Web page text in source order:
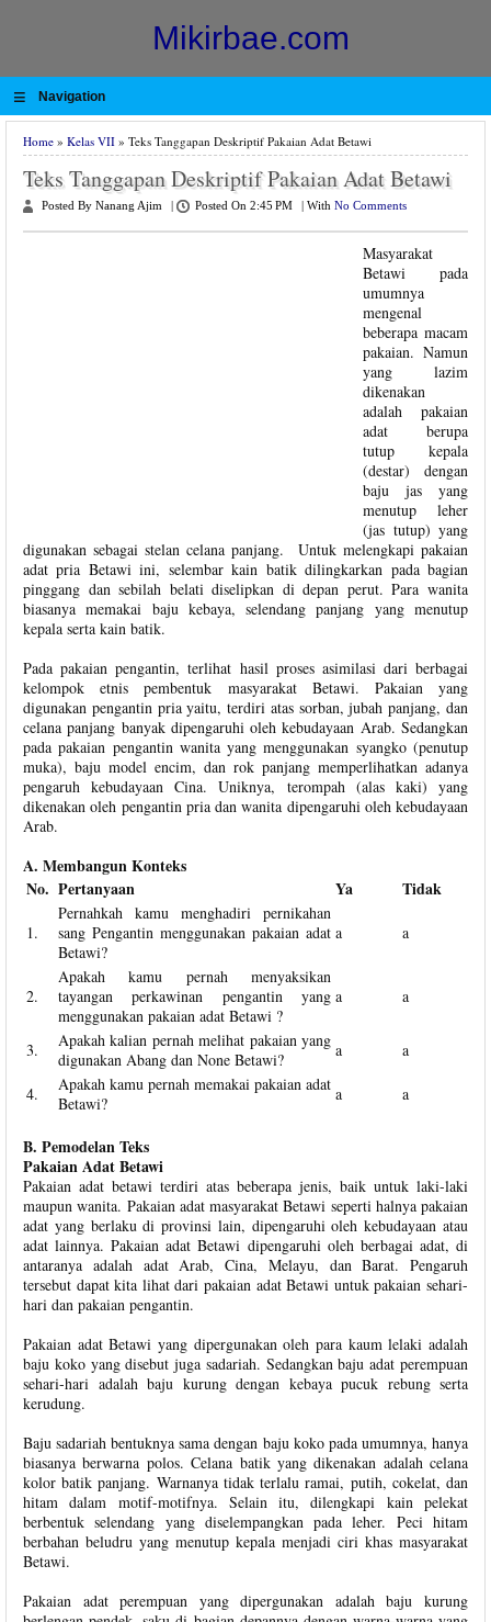
Mikirbae.com
≡ Navigation
Home » Kelas VII » Teks Tanggapan Deskriptif Pakaian Adat Betawi
Teks Tanggapan Deskriptif Pakaian Adat Betawi
Posted By Nanang Ajim Posted On 2:45 PM With No Comments
Masyarakat
Betawi pada
umumnya
mengenal
beberapa macam
pakaian. Namun
yang lazim
dikenakan
adalah pakaian
adat berupa
tutup kepala
(destar) dengan
baju jas yang
menutup leher
(jas tutup) yang
digunakan sebagai stelan celana panjang. Untuk melengkapi pakaian
adat pria Betawi ini, selembar kain batik dilingkarkan pada bagian
pinggang dan sebilah belati diselipkan di depan perut. Para wanita
biasanya memakai baju kebaya, selendang panjang yang menutup
kepala serta kain batik.
Pada pakaian pengantin, terlihat hasil proses asimilasi dari berbagai
kelompok etnis pembentuk masyarakat Betawi. Pakaian yang
digunakan pengantin pria yaitu, terdiri atas sorban, jubah panjang, dan
celana panjang banyak dipengaruhi oleh kebudayaan Arab. Sedangkan
pada pakaian pengantin wanita yang menggunakan syangko (penutup
muka), baju model encim, dan rok panjang memperlihatkan adanya
pengaruh kebudayaan Cina. Uniknya, terompah (alas kaki) yang
dikenakan oleh pengantin pria dan wanita dipengaruhi oleh kebudayaan
Arab.
A. Membangun Konteks
No. Pertanyaan Ya Tidak
1.
Pernahkah kamu menghadiri pernikahan
sang Pengantin menggunakan pakaian adat
Betawi?
a a
2.
Apakah kamu pernah menyaksikan
tayangan perkawinan pengantin yang
menggunakan pakaian adat Betawi ?
a a
3.
Apakah kalian pernah melihat pakaian yang
digunakan Abang dan None Betawi?
a a
4.
Apakah kamu pernah memakai pakaian adat
Betawi?
a a
B. Pemodelan Teks
Pakaian Adat Betawi
Pakaian adat betawi terdiri atas beberapa jenis, baik untuk laki-laki
maupun wanita. Pakaian adat masyarakat Betawi seperti halnya pakaian
adat yang berlaku di provinsi lain, dipengaruhi oleh kebudayaan atau
adat lainnya. Pakaian adat Betawi dipengaruhi oleh berbagai adat, di
antaranya adalah adat Arab, Cina, Melayu, dan Barat. Pengaruh
tersebut dapat kita lihat dari pakaian adat Betawi untuk pakaian sehari-
hari dan pakaian pengantin.
Pakaian adat Betawi yang dipergunakan oleh para kaum lelaki adalah
baju koko yang disebut juga sadariah. Sedangkan baju adat perempuan
sehari-hari adalah baju kurung dengan kebaya pucuk rebung serta
kerudung.
Baju sadariah bentuknya sama dengan baju koko pada umumnya, hanya
biasanya berwarna polos. Celana batik yang dikenakan adalah celana
kolor batik panjang. Warnanya tidak terlalu ramai, putih, cokelat, dan
hitam dalam motif-motifnya. Selain itu, dilengkapi kain pelekat
berbentuk selendang yang diselempangkan pada leher. Peci hitam
berbahan beludru yang menutup kepala menjadi ciri khas masyarakat
Betawi.
Pakaian adat perempuan yang dipergunakan adalah baju kurung